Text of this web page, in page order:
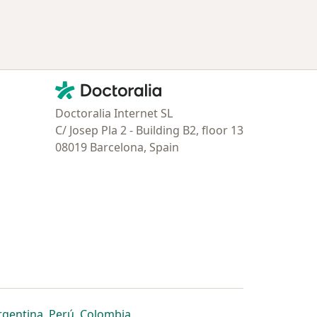
Contacto
Doctoralia - Página de inicio
Doctoralia Internet SL
C/ Josep Pla 2 - Building B2, floor 13
08019 Barcelona, Spain
pestaña
una nueva pestaña
en una nueva pestaña
se abre en una nueva pestaña
se abre en una nueva pestaña
se abre en una nueva pestaña